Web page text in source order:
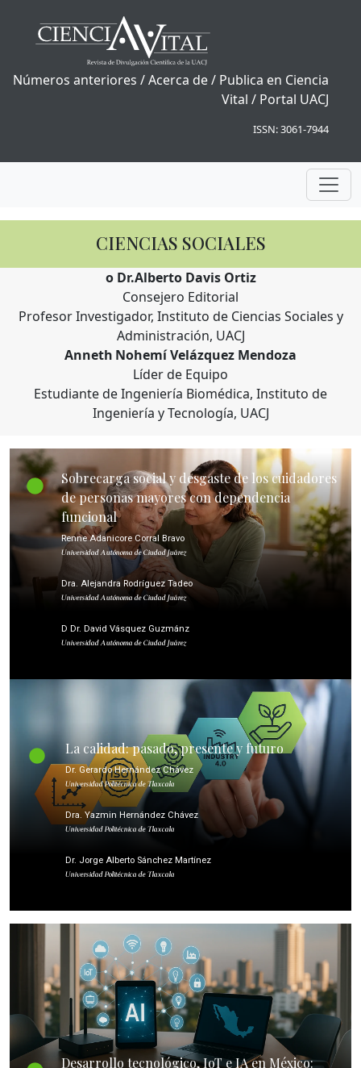
Números anteriores /Acerca de/ Publica en Ciencia
Vital / Portal UACJ
ISSN: 3061-7944
CIENCIAS SOCIALES
o Dr.Alberto Davis Ortiz
Consejero Editorial
Profesor Investigador, Instituto de Ciencias Sociales y
Administración, UACJ
Anneth Nohemí Velázquez Mendoza
Líder de Equipo
Estudiante de Ingeniería Biomédica, Instituto de
Ingeniería y Tecnología, UACJ
Sobrecarga social y desgaste de los cuidadores
de personas mayores con dependencia
funcional
Renne Adanicore Corral Bravo
Universidad Autónoma de Ciudad Juárez
Dra. Alejandra Rodríguez Tadeo
Universidad Autónoma de Ciudad Juárez
D Dr. David Vásquez Guzmánz
Universidad Autónoma de Ciudad Juárez
La calidad: pasado, presente y futuro
Dr. Gerardo Hernández Chávez
Universidad Politécnica de Tlaxcala
Dra. Yazmin Hernández Chávez
Universidad Politécnica de Tlaxcala
Dr. Jorge Alberto Sánchez Martínez
Universidad Politécnica de Tlaxcala
Desarrollo tecnológico, IoT e IA en México: